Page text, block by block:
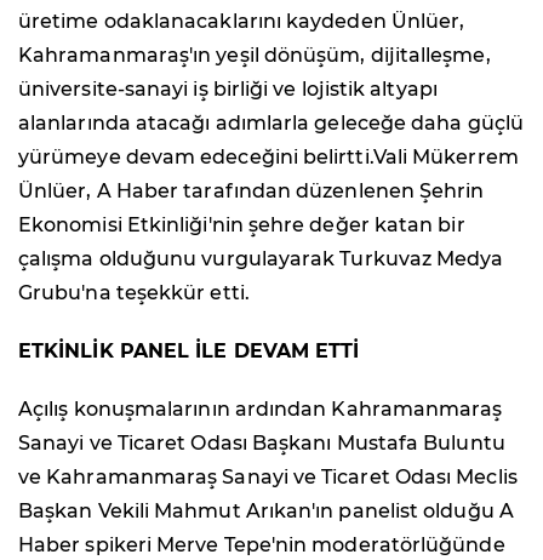
üretime odaklanacaklarını kaydeden Ünlüer,
Kahramanmaraş'ın yeşil dönüşüm, dijitalleşme,
üniversite-sanayi iş birliği ve lojistik altyapı
alanlarında atacağı adımlarla geleceğe daha güçlü
yürümeye devam edeceğini belirtti.Vali Mükerrem
Ünlüer, A Haber tarafından düzenlenen Şehrin
Ekonomisi Etkinliği'nin şehre değer katan bir
çalışma olduğunu vurgulayarak Turkuvaz Medya
Grubu'na teşekkür etti.
ETKİNLİK PANEL İLE DEVAM ETTİ
Açılış konuşmalarının ardından Kahramanmaraş
Sanayi ve Ticaret Odası Başkanı Mustafa Buluntu
ve Kahramanmaraş Sanayi ve Ticaret Odası Meclis
Başkan Vekili Mahmut Arıkan'ın panelist olduğu A
Haber spikeri Merve Tepe'nin moderatörlüğünde